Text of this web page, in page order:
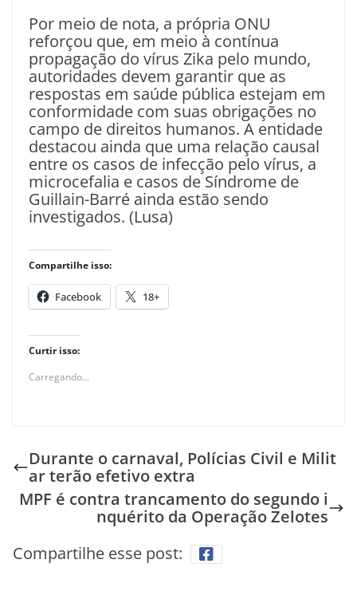
Por meio de nota, a própria ONU
reforçou que, em meio à contínua
propagação do vírus Zika pelo mundo,
autoridades devem garantir que as
respostas em saúde pública estejam em
conformidade com suas obrigações no
campo de direitos humanos. A entidade
destacou ainda que uma relação causal
entre os casos de infecção pelo vírus, a
microcefalia e casos de Síndrome de
Guillain-Barré ainda estão sendo
investigados. (Lusa)
Compartilhe isso:
Facebook 18+
Curtir isso:
Carregando...
Durante o carnaval, Polícias Civil e Milit
ar terão efetivo extra
MPF é contra trancamento do segundo i
nquérito da Operação Zelotes
Compartilhe esse post: